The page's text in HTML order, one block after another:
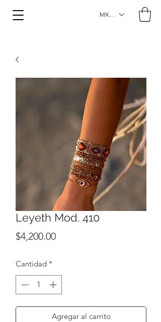
MXN ($)
Leyeth Mod. 410
$4,200.00Precio
Cantidad *
Agregar al carrito